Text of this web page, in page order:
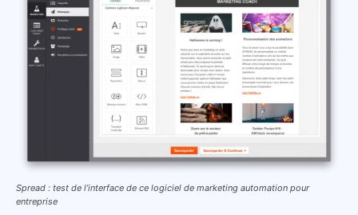
Spread : test de l’interface de ce logiciel de marketing automation pour
entreprise